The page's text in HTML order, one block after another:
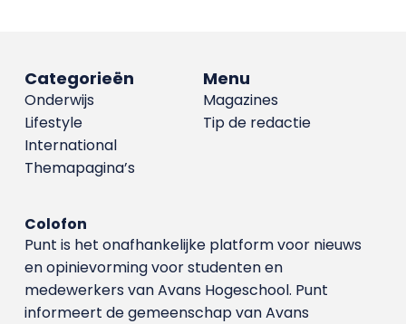
Menu
Magazines
Tip de redactie
Categorieën
Onderwijs
Lifestyle
International
Themapagina’s
Colofon
Punt is het onafhankelijke platform voor nieuws
en opinievorming voor studenten en
medewerkers van Avans Hoge­school. Punt
informeert de gemeenschap van Avans